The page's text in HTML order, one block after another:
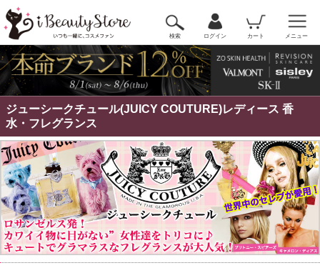
検索 ログイン カート メニュー
ジューシークチュール(JUICY COUTURE)レディース 香
水・フレグランス